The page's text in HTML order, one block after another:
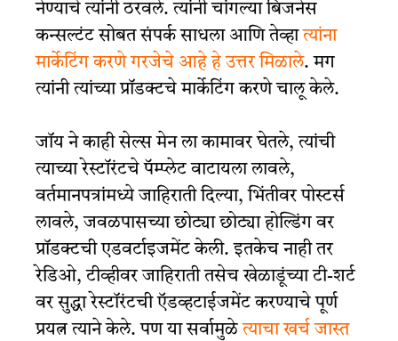
नेण्याचे त्यांनी ठरवले. त्यांनी चांगल्या बिजनेस
कन्सल्टंट सोबत संपर्क साधला आणि तेव्हा त्यांना
मार्केटिंग करणे गरजेचे आहे हे उत्तर मिळाले. मग
त्यांनी त्यांच्या प्रॉडक्टचे मार्केटिंग करणे चालू केले.
जॉय ने काही सेल्स मेन ला कामावर घेतले, त्यांची
त्याच्या रेस्टॉरंटचे पॅम्प्लेट वाटायला लावले,
वर्तमानपत्रांमध्ये जाहिराती दिल्या, भिंतीवर पोस्टर्स
लावले, जवळपासच्या छोट्या छोट्या होल्डिंग वर
प्रॉडक्टची एडवर्टाइजमेंट केली. इतकेच नाही तर
रेडिओ, टीव्हीवर जाहिराती तसेच खेळाडूंच्या टी-शर्ट
वर सुद्धा रेस्टॉरंटची ऍडव्हटाईजमेंट करण्याचे पूर्ण
प्रयत्न त्याने केले. पण या सर्वामुळे त्याचा खर्च जास्त